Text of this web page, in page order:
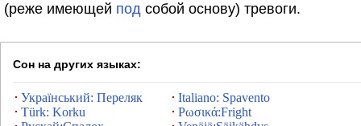
(реже имеющей под собой основу) тревоги.
Сон на других языках:
Український: Переляк
Italiano: Spavento
Türk: Korku
Ρωσικά:Fright